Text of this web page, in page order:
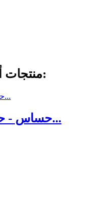
16 منتجات أخرى في نفس الفئة:
حساس - حساس فليكس 4.5 إنش...